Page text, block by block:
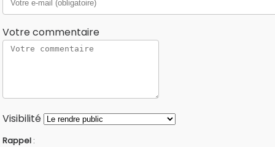
Votre commentaire
Visibilité
Rappel :